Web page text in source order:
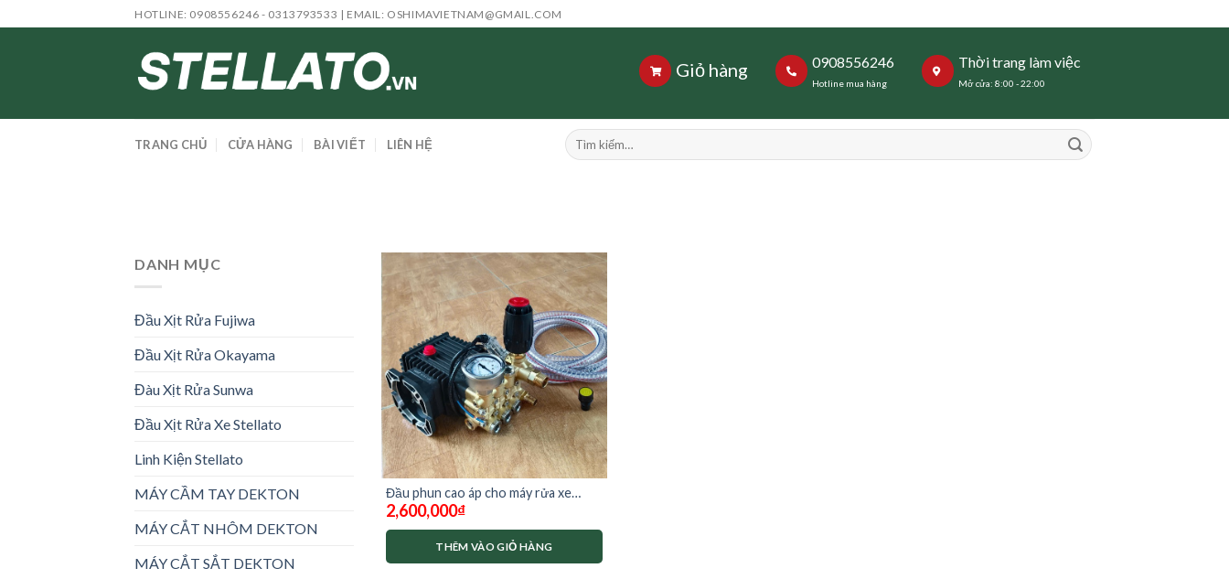
to
HOTLINE: 0908556246 - 0313793533 | EMAIL: OSHIMAVIETNAM@GMAIL.COM
Giỏ hàng 0908556246
Hotline mua hàng
Thời trang làm việc
Mở cửa: 8:00 - 22:00
TRANG CHỦ CỬA HÀNG BÀI VIẾT LIÊN HỆ
Tìm
kiếm:
DANH MỤC
Đầu Xịt Rửa Fujiwa
Đầu Xịt Rửa Okayama
Đàu Xịt Rửa Sunwa
Đầu Xịt Rửa Xe Stellato
Linh Kiện Stellato
MÁY CẦM TAY DEKTON
MÁY CẮT NHÔM DEKTON
MÁY CẮT SẮT DEKTON
Đầu phun cao áp cho máy rửa xe
dekton hpw2350
2,600,000₫
THÊM VÀO GIỎ HÀNG